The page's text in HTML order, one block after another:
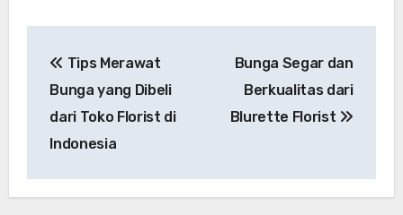
navigation
Tips Merawat
Bunga yang Dibeli
dari Toko Florist di
Indonesia
Bunga Segar dan
Berkualitas dari
Blurette Florist